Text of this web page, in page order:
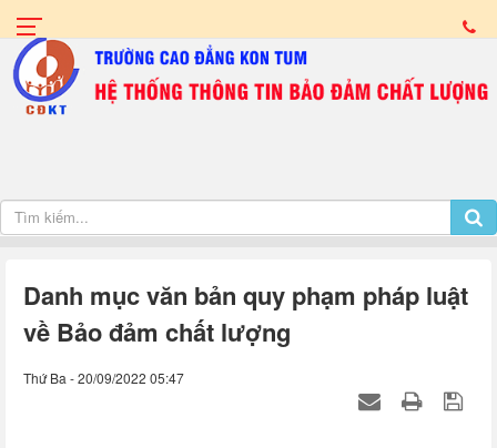
Danh mục văn bản quy phạm pháp luật
về Bảo đảm chất lượng
Thứ Ba - 20/09/2022 05:47